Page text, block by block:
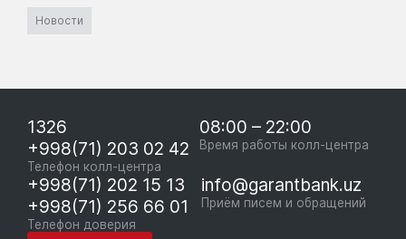
Новости
1326
+998(71) 203 02 42
Телефон колл-центра
08:00 – 22:00
Время работы колл-центра
+998(71) 202 15 13
+998(71) 256 66 01
Телефон доверия
info@garantbank.uz
Приём писем и обращений